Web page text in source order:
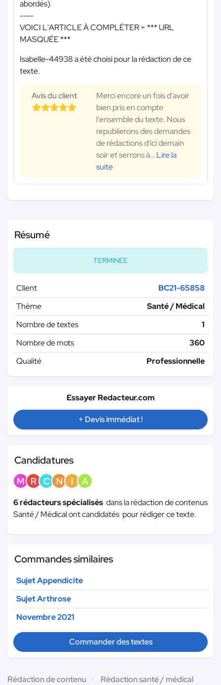
abordés)
----
VOICI L'ARTICLE À COMPLÉTER = *** URL
MASQUÉE ***
Isabelle-44938 a été choisi pour la rédaction de ce
texte.
Avis du client
Merci encore un fois d'avoir
bien pris en compte
l'ensemble du texte. Nous
republierons des demandes
de rédactions d'ici demain
soir et serrons à… Lire la
suite
Résumé
TERMINÉE
Client
BC21-65858
Thème
Santé / Médical
Nombre de textes
1
Nombre de mots
360
Qualité
Professionnelle
Essayer Redacteur.com
+ Devis immédiat !
Candidatures
M R C N I A
6 rédacteurs spécialisés dans la rédaction de contenus
Santé / Médical ont candidatés pour rédiger ce texte.
Commandes similaires
Sujet Appendicite
Sujet Arthrose
Novembre 2021
Commander des textes
Rédaction de contenu
Rédaction santé / médical